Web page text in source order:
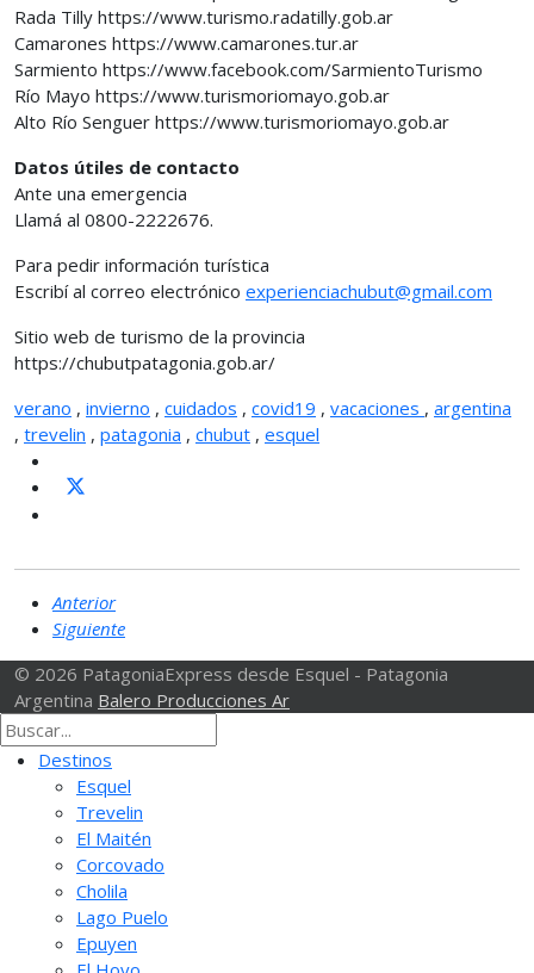
Rada Tilly https://www.turismo.radatilly.gob.ar
Camarones https://www.camarones.tur.ar
Sarmiento https://www.facebook.com/SarmientoTurismo
Río Mayo https://www.turismoriomayo.gob.ar
Alto Río Senguer https://www.turismoriomayo.gob.ar
Datos útiles de contacto
Ante una emergencia
Llamá al 0800-2222676.
Para pedir información turística
Escribí al correo electrónico experienciachubut@gmail.com
Sitio web de turismo de la provincia
https://chubutpatagonia.gob.ar/
verano , invierno , cuidados , covid19 , vacaciones , argentina
, trevelin , patagonia , chubut , esquel
Anterior
Siguiente
© 2026 PatagoniaExpress desde Esquel - Patagonia
Argentina Balero Producciones Ar
Destinos
Esquel
Trevelin
El Maitén
Corcovado
Cholila
Lago Puelo
Epuyen